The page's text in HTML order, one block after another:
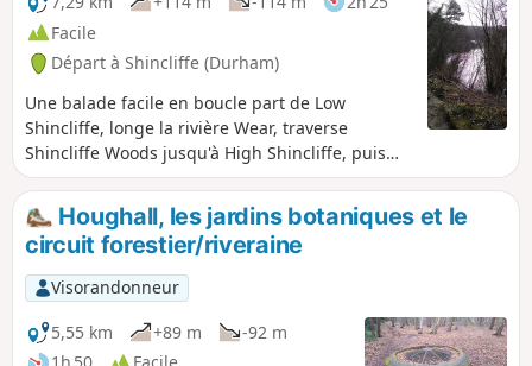
Facile
Départ à Shincliffe (Durham)
Une balade facile en boucle part de Low
Shincliffe, longe la rivière Wear, traverse
Shincliffe Woods jusqu'à High Shincliffe, puis
revient par l'ancienne voie ferrée.
Houghall, les jardins botaniques et le
circuit forestier/riveraine
Visorandonneur
5,55 km
+89 m
-92 m